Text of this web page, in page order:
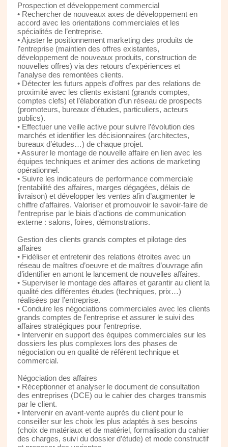
Prospection et développement commercial
• Rechercher de nouveaux axes de développement en
accord avec les orientations commerciales et les
spécialités de l’entreprise.
• Ajuster le positionnement marketing des produits de
l’entreprise (maintien des offres existantes,
développement de nouveaux produits, construction de
nouvelles offres) via des retours d’expériences et
l’analyse des remontées clients.
• Détecter les futurs appels d’offres par des relations de
proximité avec les clients existant (grands comptes,
comptes clefs) et l’élaboration d’un réseau de prospects
(promoteurs, bureaux d’études, particuliers, acteurs
publics).
• Effectuer une veille active pour suivre l’évolution des
marchés et identifier les décisionnaires (architectes,
bureaux d’études…) de chaque projet.
• Assurer le montage de nouvelle affaire en lien avec les
équipes techniques et animer des actions de marketing
opérationnel.
• Suivre les indicateurs de performance commerciale
(rentabilité des affaires, marges dégagées, délais de
livraison) et développer les ventes afin d’augmenter le
chiffre d’affaires. Valoriser et promouvoir le savoir-faire de
l’entreprise par le biais d’actions de communication
externe : salons, foires, démonstrations.
Gestion des clients grands comptes et pilotage des
affaires
• Fidéliser et entretenir des relations étroites avec un
réseau de maîtres d’oeuvre et de maîtres d’ouvrage afin
d’identifier en amont le lancement de nouvelles affaires.
• Superviser le montage des affaires et garantir au client la
qualité des différentes études (techniques, prix…)
réalisées par l’entreprise.
• Conduire les négociations commerciales avec les clients
grands comptes de l’entreprise et assurer le suivi des
affaires stratégiques pour l’entreprise.
• Intervenir en support des équipes commerciales sur les
dossiers les plus complexes lors des phases de
négociation ou en qualité de référent technique et
commercial.
Négociation des affaires
• Réceptionner et analyser le document de consultation
des entreprises (DCE) ou le cahier des charges transmis
par le client.
• Intervenir en avant-vente auprès du client pour le
conseiller sur les choix les plus adaptés à ses besoins
(choix de matériaux et de matériel, formalisation du cahier
des charges, suivi du dossier d’étude) et mode constructif